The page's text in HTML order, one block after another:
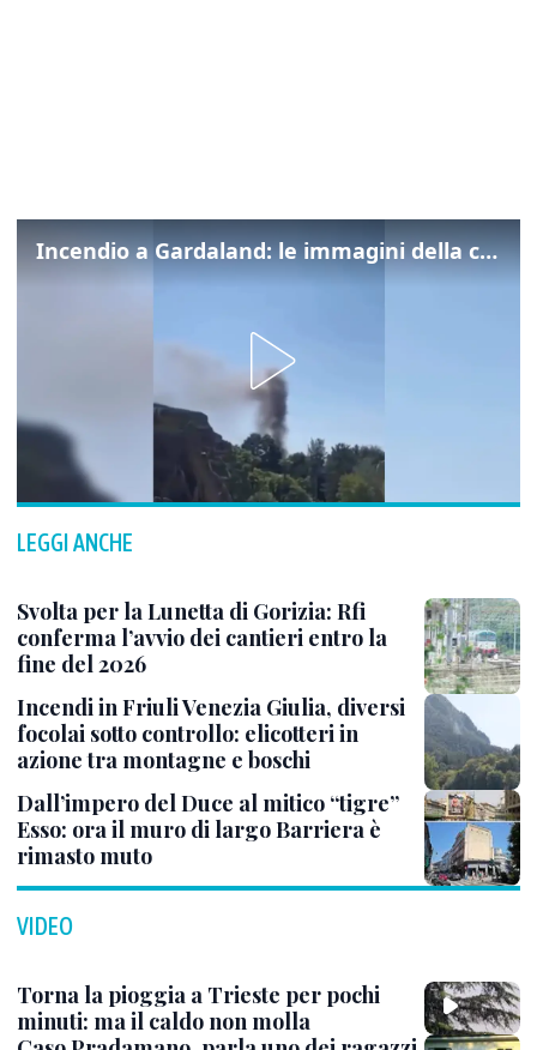
Incendio a Gardaland: le immagini della colonna di fumo
LEGGI ANCHE
Svolta per la Lunetta di Gorizia: Rfi
conferma l’avvio dei cantieri entro la
fine del 2026
Incendi in Friuli Venezia Giulia, diversi
focolai sotto controllo: elicotteri in
azione tra montagne e boschi
Dall’impero del Duce al mitico “tigre”
Esso: ora il muro di largo Barriera è
rimasto muto
VIDEO
Torna la pioggia a Trieste per pochi
minuti: ma il caldo non molla